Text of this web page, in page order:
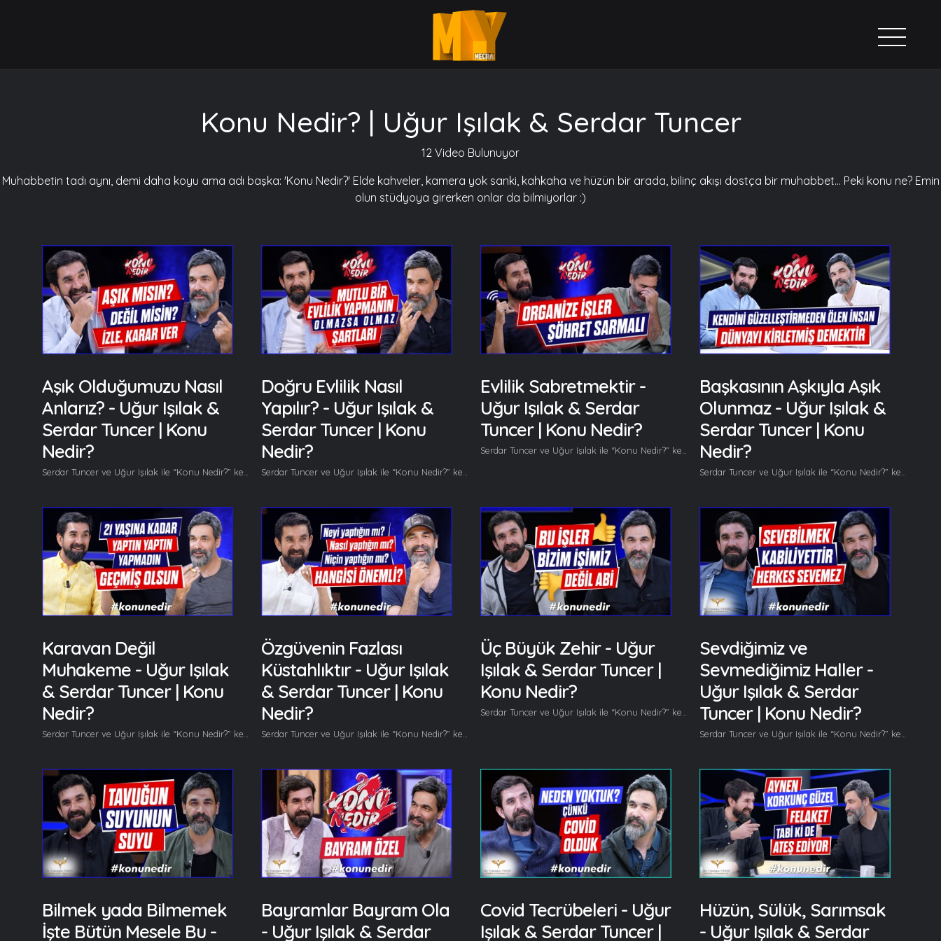
Konu Nedir? | Uğur Işılak & Serdar Tuncer
12 Video Bulunuyor
Muhabbetin tadı aynı, demi daha koyu ama adı başka: 'Konu Nedir?' Elde kahveler, kamera yok sanki, kahkaha ve hüzün bir arada, bilinç akışı dostça bir muhabbet... Peki konu ne? Emin
olun stüdyoya girerken onlar da bilmiyorlar :)
Aşık Olduğumuzu Nasıl
Anlarız? - Uğur Işılak &
Serdar Tuncer | Konu
Nedir?
Doğru Evlilik Nasıl
Yapılır? - Uğur Işılak &
Serdar Tuncer | Konu
Nedir?
Evlilik Sabretmektir -
Uğur Işılak & Serdar
Tuncer | Konu Nedir?
Başkasının Aşkıyla Aşık
Olunmaz - Uğur Işılak &
Serdar Tuncer | Konu
Nedir?
Karavan Değil
Muhakeme - Uğur Işılak
& Serdar Tuncer | Konu
Nedir?
Özgüvenin Fazlası
Küstahlıktır - Uğur Işılak
& Serdar Tuncer | Konu
Nedir?
Üç Büyük Zehir - Uğur
Işılak & Serdar Tuncer |
Konu Nedir?
Sevdiğimiz ve
Sevmediğimiz Haller -
Uğur Işılak & Serdar
Tuncer | Konu Nedir?
Bilmek yada Bilmemek
İşte Bütün Mesele Bu -
Bayramlar Bayram Ola
- Uğur Işılak & Serdar
Covid Tecrübeleri - Uğur
Işılak & Serdar Tuncer |
Hüzün, Sülük, Sarımsak
- Uğur Işılak & Serdar